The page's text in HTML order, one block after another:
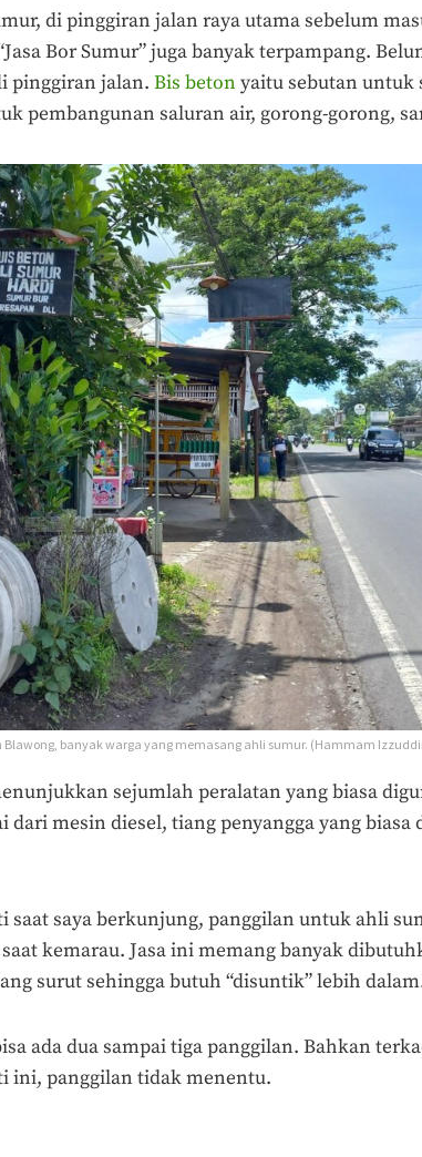
di pinggiran jalan raya utama sebelum
Bor Sumur” juga banyak terpampang.
pinggiran jalan. Bis beton yaitu sebutan untuk
pembangunan saluran air, gorong-gorong,
Blawong, banyak warga yang memasang ahli sumur. (Hammam
sejumlah peralatan yang biasa
dari mesin diesel, tiang penyangga yang biasa
saat saya berkunjung, panggilan untuk ahli
kemarau. Jasa ini memang banyak
surut sehingga butuh “disuntik” lebih
ada dua sampai tiga panggilan. Bahkan
ini, panggilan tidak menentu.